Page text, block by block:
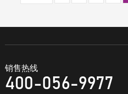
销售热线
400-056-9977